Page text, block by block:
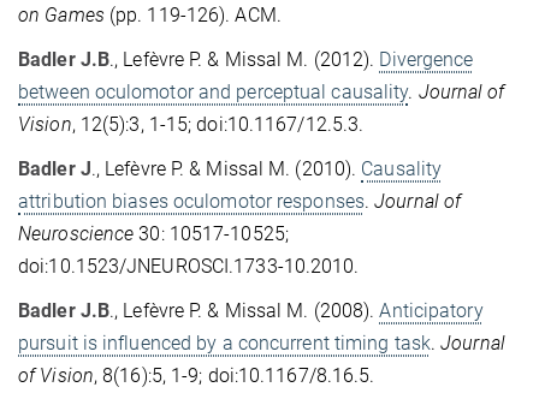
on Games (pp. 119-126). ACM.
Badler J.B., Lefèvre P. & Missal M. (2012). Divergence
between oculomotor and perceptual causality. Journal of
Vision, 12(5):3, 1-15; doi:10.1167/12.5.3.
Badler J., Lefèvre P. & Missal M. (2010). Causality
attribution biases oculomotor responses.Journal of
Neuroscience30: 10517-10525;
doi:10.1523/JNEUROSCI.1733-10.2010.
Badler J.B., Lefèvre P. & Missal M. (2008).Anticipatory
pursuit is influenced by a concurrent timing task.Journal
of Vision, 8(16):5, 1-9; doi:10.1167/8.16.5.